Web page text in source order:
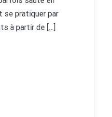
se pratiquer par
à partir de […]